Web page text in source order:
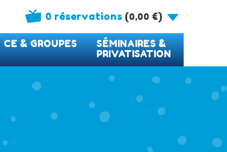
0 réservations (0,00 €)
CE & GROUPES
SÉMINAIRES &
PRIVATISATION